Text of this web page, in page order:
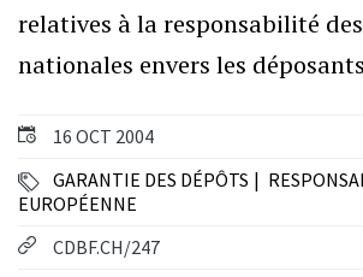
16 OCT 2004
GARANTIE DES DÉPÔTS
EUROPÉENNE
CDBF.CH/247
relatives à la responsabilité
nationales envers les